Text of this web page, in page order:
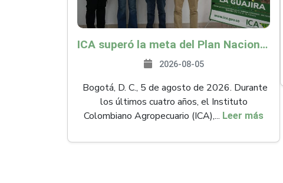
ICA superó la meta del Plan Nacional de Desarrollo y abrió 61 mercados internacionales
2026-08-05
Bogotá, D. C., 5 de agosto de 2026. Durante
los últimos cuatro años, el Instituto
Colombiano Agropecuario (ICA),... Leer más